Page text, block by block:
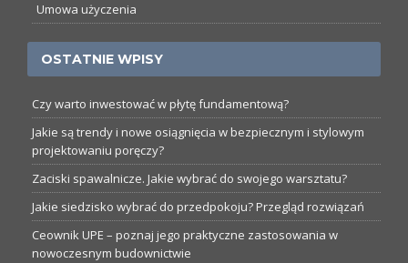
Umowa użyczenia
OSTATNIE WPISY
Czy warto inwestować w płytę fundamentową?
Jakie są trendy i nowe osiągnięcia w bezpiecznym i stylowym
projektowaniu poręczy?
Zaciski spawalnicze. Jakie wybrać do swojego warsztatu?
Jakie siedzisko wybrać do przedpokoju? Przegląd rozwiązań
Ceownik UPE – poznaj jego praktyczne zastosowania w
nowoczesnym budownictwie